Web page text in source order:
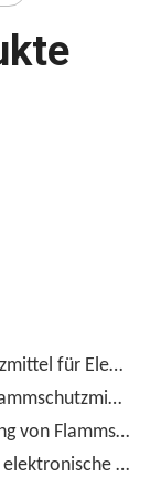
Brandschutzentwicklung: Flammschutzmittel für Elektronik und PCBs
Feuerfeste Zukunft: Innovation von Flammschutzmitteln für Elektronik
Anwendungs- und Leistungsoptimierung von Flammschutzmitteln in elektronischen Geräten
Zukünftige Trends im Flammschutz für elektronische Gehäuse